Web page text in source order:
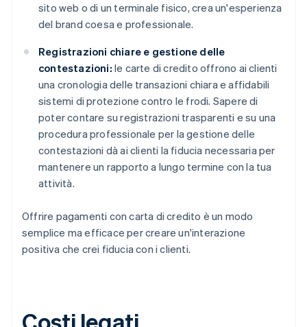
sito web o di un terminale fisico, crea un'esperienza
del brand coesa e professionale.
Registrazioni chiare e gestione delle
contestazioni: le carte di credito offrono ai clienti
una cronologia delle transazioni chiara e affidabili
sistemi di protezione contro le frodi. Sapere di
poter contare su registrazioni trasparenti e su una
procedura professionale per la gestione delle
contestazioni dà ai clienti la fiducia necessaria per
mantenere un rapporto a lungo termine con la tua
attività.
Offrire pagamenti con carta di credito è un modo
semplice ma efficace per creare un'interazione
positiva che crei fiducia con i clienti.